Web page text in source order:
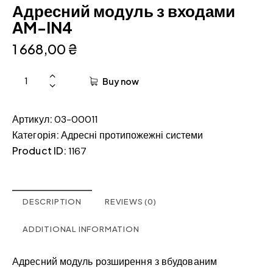
Адресний модуль з входами
AM-IN4
1 668,00 ₴
Buy now
Артикул:03-00011
Категорія:Адресні протипожежні системи
Product ID:1167
DESCRIPTION REVIEWS (0)
ADDITIONAL INFORMATION
Адресний модуль розширення з вбудованим